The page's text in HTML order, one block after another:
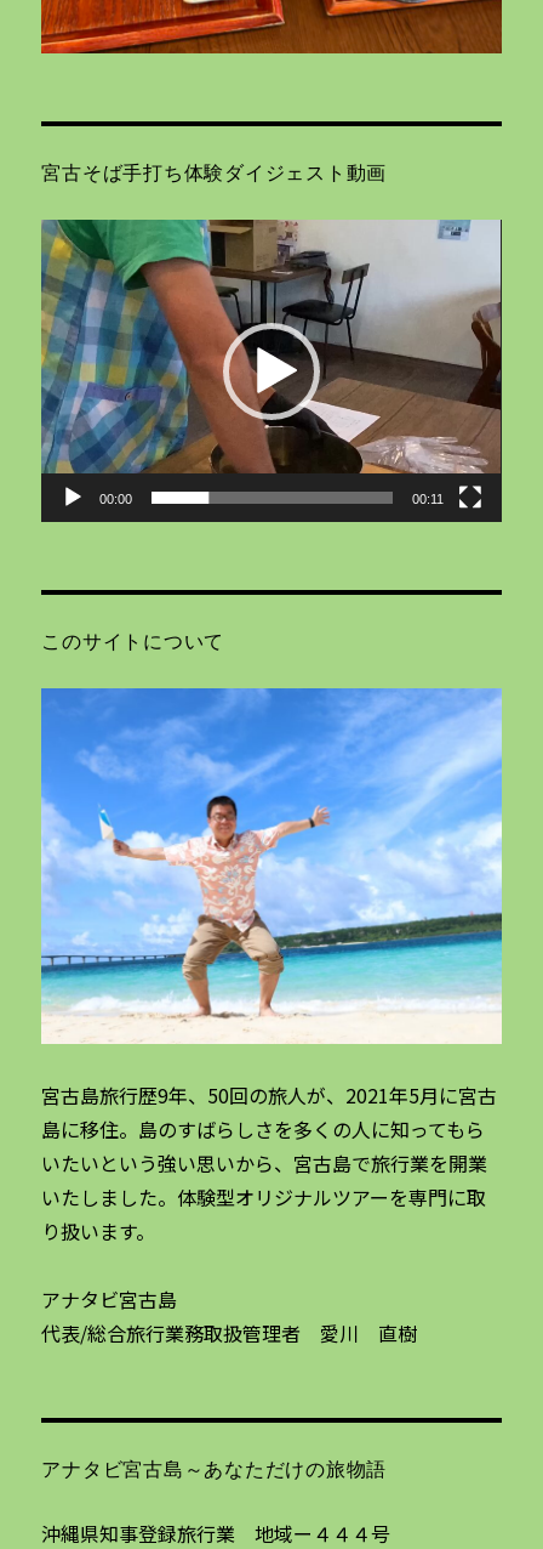
宮古そば手打ち体験ダイジェスト動画
動
画
プ
レ
ー
ヤ
ー
00:00 00:11
このサイトについて
宮古島旅行歴9年、50回の旅人が、2021年5月に宮古
島に移住。島のすばらしさを多くの人に知ってもら
いたいという強い思いから、宮古島で旅行業を開業
いたしました。体験型オリジナルツアーを専門に取
り扱います。
アナタビ宮古島
代表/総合旅行業務取扱管理者 愛川 直樹
アナタビ宮古島～あなただけの旅物語
沖縄県知事登録旅行業 地域ー４４４号